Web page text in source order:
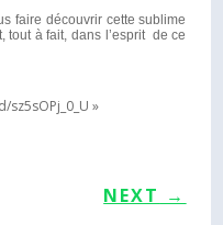
faire découvrir cette sublime
tout à fait, dans l’esprit de ce
»
NEXT →